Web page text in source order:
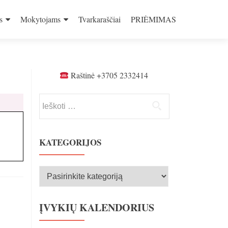
Mokytojams Tvarkaraščiai PRIĖMIMAS
Raštinė +3705 2332414
KATEGORIJOS
Kategorijos
ĮVYKIŲ KALENDORIUS